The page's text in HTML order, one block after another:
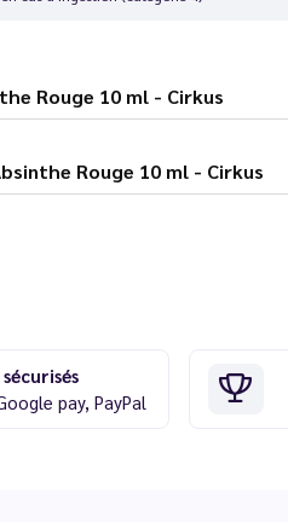
Absinthe Rouge 10 ml - Cirkus
- Arôme Absinthe Rouge 10 ml - Cirkus
pay, PayPal